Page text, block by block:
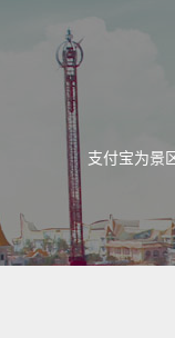
支付宝为景